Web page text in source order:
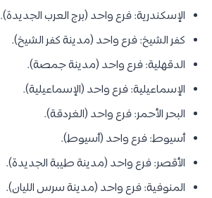
الإسكندرية: فرع واحد (برج العرب الجديدة).
كفر الشيخ: فرع واحد (مدينة كفر الشيخ).
الدقهلية: فرع واحد (مدينة جمصة).
الإسماعيلية: فرع واحد (الإسماعيلية).
البحر الأحمر: فرع واحد (الغردقة).
أسيوط: فرع واحد (أسيوط).
الأقصر: فرع واحد (مدينة طيبة الجديدة).
المنوفية: فرع واحد (مدينة سرس الليان).